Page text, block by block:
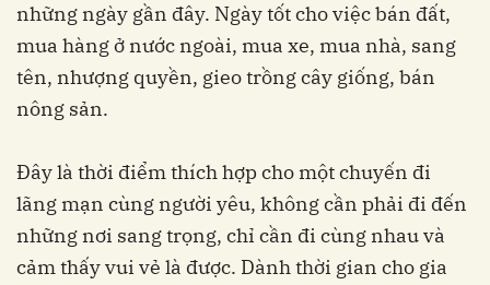
những ngày gần đây. Ngày tốt cho việc bán đất,
mua hàng ở nước ngoài, mua xe, mua nhà, sang
tên, nhượng quyền, gieo trồng cây giống, bán
nông sản.
Đây là thời điểm thích hợp cho một chuyến đi
lãng mạn cùng người yêu, không cần phải đi đến
những nơi sang trọng, chỉ cần đi cùng nhau và
cảm thấy vui vẻ là được. Dành thời gian cho gia